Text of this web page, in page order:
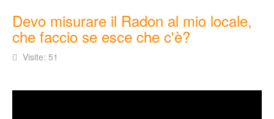
Devo misurare il Radon al mio locale,
che faccio se esce che c'è?
Visite: 51